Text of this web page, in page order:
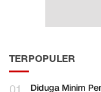
TERPOPULER
Diduga Minim